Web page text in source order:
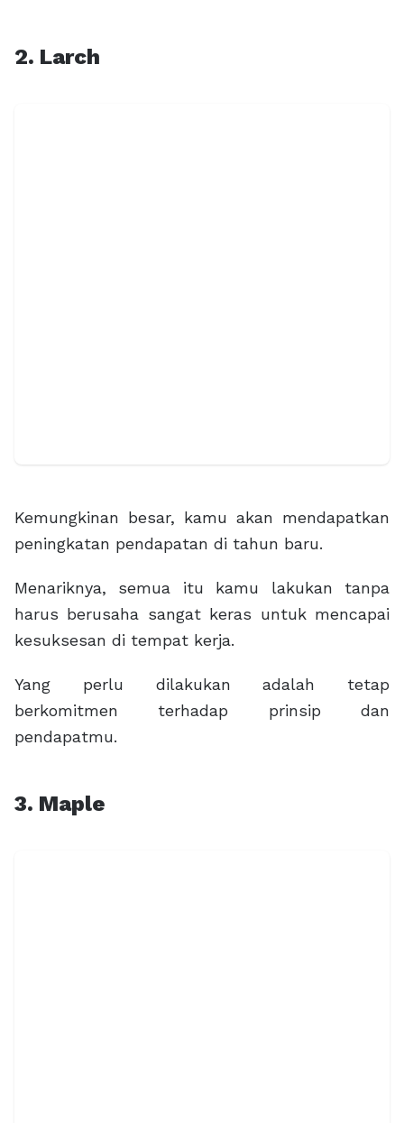
2. Larch
Kemungkinan besar, kamu akan mendapatkan
peningkatan pendapatan di tahun baru.
Menariknya, semua itu kamu lakukan tanpa
harus berusaha sangat keras untuk mencapai
kesuksesan di tempat kerja.
Yang perlu dilakukan adalah tetap
berkomitmen terhadap prinsip dan
pendapatmu.
3. Maple